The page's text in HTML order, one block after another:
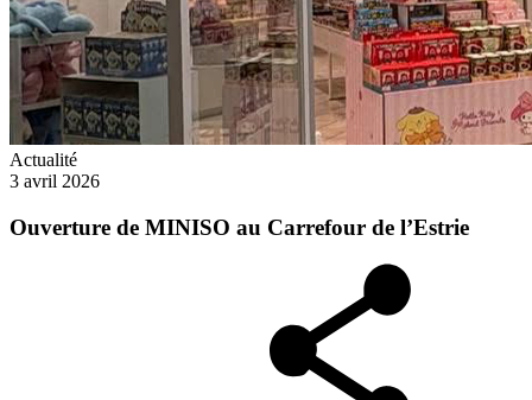
Actualité
3 avril 2026
Ouverture de MINISO au Carrefour de l’Estrie